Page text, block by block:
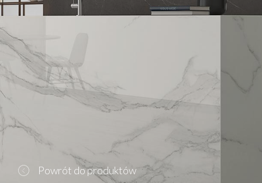
Powrót do produktów